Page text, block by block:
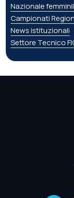
Nazionale
Campionati
News istituzionali
Settore Tecnico